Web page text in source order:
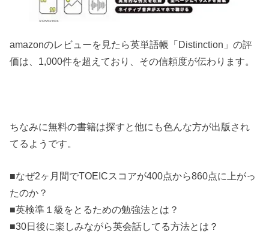
amazonのレビューを見たら英単語帳「Distinction」の評
価は、1,000件を超えており、その信頼度が伝わります。
ちなみに無料の書籍は探すと他にも色んな方が出版され
てるようです。
■なぜ2ヶ月間でTOEICスコアが400点から860点に上がっ
たのか？
■英検準１級をとるための勉強法とは？
■30日後に楽しみながら英会話してる方法とは？